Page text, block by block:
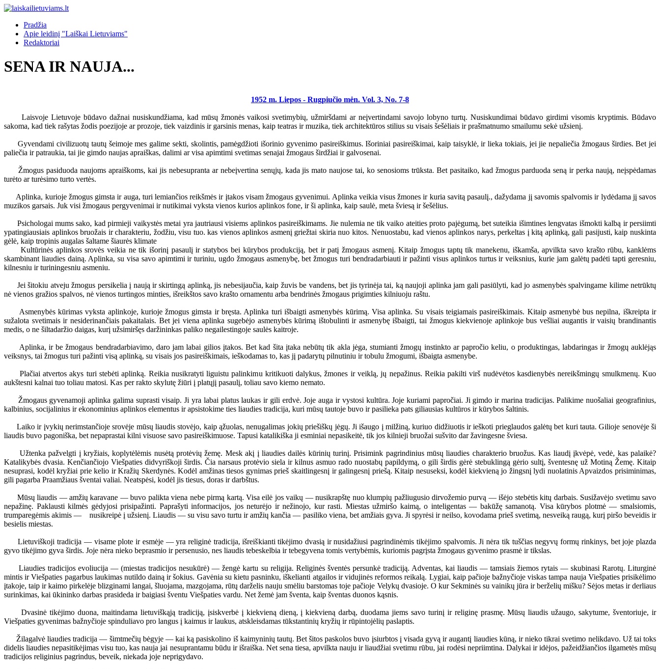
Pradžia
Apie leidinį "Laiškai Lietuviams"
Redaktoriai
SENA IR NAUJA...
1952 m. Liepos - Rugpiučio mėn. Vol. 3, No. 7-8
Laisvoje Lietuvoje būdavo dažnai nusiskundžiama, kad mūsų žmonės vaikosi svetimybių, užmiršdami ar neįvertindami savojo lobyno turtų. Nusiskundimai būdavo girdimi visomis kryptimis. Būdavo
sakoma, kad tiek rašytas žodis poezijoje ar prozoje, tiek vaizdinis ir garsinis menas, kaip teatras ir muzika, tiek architektūros stilius su visais šešėliais ir prašmatnumo smailumu sekė užsienį.
Gyvendami civilizuotų tautų šeimoje mes galime sekti, skolintis, pamėgdžioti išorinio gyvenimo pasireiškimus. Išoriniai pasireiškimai, kaip taisyklė, ir lieka tokiais, jei jie nepaliečia žmogaus širdies. Bet jei
paliečia ir patraukia, tai jie gimdo naujas apraiškas, dalimi ar visa apimtimi svetimas senajai žmogaus širdžiai ir galvosenai.
Žmogus pasiduoda naujoms apraiškoms, kai jis nebesupranta ar nebeįvertina senųjų, kada jis mato naujose tai, ko senosioms trūksta. Bet pasitaiko, kad žmogus parduoda seną ir perka naują, neįspėdamas
turėto ar turėsimo turto vertės.
Aplinka, kurioje žmogus gimsta ir auga, turi lemiančios reikšmės ir įtakos visam žmogaus gyvenimui. Aplinka veikia visus žmones ir kuria savitą pasaulį., dažydama jį savomis spalvomis ir lydėdama jį savos
muzikos garsais. Juk visi žmogaus pergyvenimai ir nutikimai vyksta vienos kurios aplinkos fone, ir ši aplinka, kaip saulė, meta šviesą ir šešėlius.
Psichologai mums sako, kad pirmieji vaikystės metai yra jautriausi visiems aplinkos pasireiškimams. Jie nulemia ne tik vaiko ateities proto pajėgumą, bet suteikia išimtines lengvatas išmokti kalbą ir persiimti
ypatingiausiais aplinkos bruožais ir charakteriu, žodžiu, visu tuo. kas vienos aplinkos asmenį griežtai skiria nuo kitos. Nenuostabu, kad vienos aplinkos narys, perkeltas į kitą aplinką, gali pasijusti, kaip nuskinta
gėlė, kaip tropinis augalas šaltame šiaurės klimate
Kultūrinės aplinkos srovės veikia ne tik išorinį pasaulį ir statybos bei kūrybos produkciją, bet ir patį žmogaus asmenį. Kitaip žmogus taptų tik manekenu, iškamša, apvilkta savo krašto rūbu, kanklėms
skambinant liaudies dainą. Aplinka, su visa savo apimtimi ir turiniu, ugdo žmogaus asmenybę, bet žmogus turi bendradarbiauti ir pažinti visus aplinkos turtus ir veiksnius, kurie jam galėtų padėti tapti geresniu,
kilnesniu ir turiningesniu asmeniu.
Jei šitokiu atveju žmogus persikelia į naują ir skirtingą aplinką, jis nebesijaučia, kaip žuvis be vandens, bet jis tyrinėja tai, ką naujoji aplinka jam gali pasiūlyti, kad jo asmenybės spalvingame kilime netrūktų
nė vienos gražios spalvos, nė vienos turtingos minties, išreikštos savo krašto ornamentu arba bendrinės žmogaus prigimties kilniuoju raštu.
Asmenybės kūrimas vyksta aplinkoje, kurioje žmogus gimsta ir bręsta. Aplinka turi išbaigti asmenybės kūrimą. Visa aplinka. Su visais teigiamais pasireiškimais. Kitaip asmenybė bus nepilna, iškreipta ir
sužalota svetimais ir nesiderinančiais pakaitalais. Bet jei viena aplinka sugebėjo asmenybės kūrimą ištobulinti ir asmenybę išbaigti, tai žmogus kiekvienoje aplinkoje bus vešliai augantis ir vaisių brandinantis
medis, o ne šiltadaržio daigas, kurį užsimiršęs daržininkas paliko negailestingoje saulės kaitroje.
Aplinka, ir be žmogaus bendradarbiavimo, daro jam labai gilios įtakos. Bet kad šita įtaka nebūtų tik akla jėga, stumianti žmogų instinkto ar papročio keliu, o produktingas, labdaringas ir žmogų auklėjąs
veiksnys, tai žmogus turi pažinti visą aplinką, su visais jos pasireiškimais, ieškodamas to, kas jį padarytų pilnutiniu ir tobulu žmogumi, išbaigta asmenybe.
Plačiai atvertos akys turi stebėti aplinką. Reikia nusikratyti liguistu palinkimu kritikuoti dalykus, žmones ir veiklą, jų nepažinus. Reikia pakilti virš nudėvėtos kasdienybės nereikšmingų smulkmenų. Kuo
aukštesni kalnai tuo toliau matosi. Kas per rakto skylutę žiūri į platųjį pasaulį, toliau savo kiemo nemato.
Žmogaus gyvenamoji aplinka galima suprasti visaip. Ji yra labai platus laukas ir gili erdvė. Joje auga ir vystosi kultūra. Joje kuriami papročiai. Ji gimdo ir marina tradicijas. Palikime nuošaliai geografinius,
kalbinius, socijalinius ir ekonominius aplinkos elementus ir apsistokime ties liaudies tradicija, kuri mūsų tautoje buvo ir pasilieka pats giliausias kultūros ir kūrybos šaltinis.
Laiko ir įvykių nerimstančioje srovėje mūsų liaudis stovėjo, kaip ąžuolas, nenugalimas jokių priešiškų jėgų. Ji išaugo į milžiną, kuriuo didžiuotis ir ieškoti prieglaudos galėtų bet kuri tauta. Gilioje senovėje ši
liaudis buvo pagoniška, bet nepaprastai kilni visuose savo pasireiškimuose. Tapusi katalikiška ji esminiai nepasikeitė, tik jos kilnieji bruožai sušvito dar žavingesne šviesa.
Užtenka pažvelgti į kryžiais, koplytėlėmis nusėtą protėvių žemę. Mesk akį į liaudies dailės kūrinių turinį. Prisimink pagrindinius mūsų liaudies charakterio bruožus. Kas liaudį įkvėpė, vedė, kas palaikė?
Katalikybės dvasia. Kenčiančiojo Viešpaties didvyriškoji širdis. Čia narsaus protėvio siela ir kilnus asmuo rado nuostabų papildymą, o gili širdis gėrė stebuklingą gėrio sultį, šventesnę už Motiną Žemę. Kitaip
nesuprasi, kodėl kryžiai prie kelio ir Kražių Skerdynės. Kodėl amžinas tiesos gynimas prieš skaitlingesnį ir galingesnį priešą. Kitaip nesuseksi, kodėl kiekvieną jo žingsnį lydi nuolatinis Apvaizdos prisiminimas,
gili pagarba Praamžiaus šventai valiai. Neatspėsi, kodėl jis tiesus, doras ir darbštus.
Mūsų liaudis — amžių karavane — buvo palikta viena nebe pirmą kartą. Visa eilė jos vaikų — nusikrapštę nuo klumpių pažliugusio dirvožemio purvą — išėjo stebėtis kitų darbais. Susižavėjo svetimu savo
nepažinę. Paklausti kilmės gėdyjosi prisipažinti. Paprašyti informacijos, jos neturėjo ir nežinojo, kur rasti. Miestas užmiršo kaimą, o inteligentas — bakūžę samanotą. Visa kūrybos plotmė — smalsiomis,
trumparegėmis akimis — nusikreipė į užsienį. Liaudis — su visu savo turtu ir amžių kančia — pasiliko viena, bet amžiais gyva. Ji spyrėsi ir neilso, kovodama prieš svetimą, nesveiką raugą, kurį piršo beveidis ir
besielis miestas.
Lietuviškoji tradicija — visame plote ir esmėje — yra religinė tradicija, išreiškianti tikėjimo dvasią ir nusidažiusi pagrindinėmis tikėjimo spalvomis. Ji nėra tik tuščias negyvų formų rinkinys, bet joje plazda
gyvo tikėjimo gyva širdis. Joje nėra nieko beprasmio ir persenusio, nes liaudis tebeskelbia ir tebegyvena tomis vertybėmis, kuriomis pagrįsta žmogaus gyvenimo prasmė ir tikslas.
Liaudies tradicijos evoliucija — (miestas tradicijos nesukūrė) — žengė kartu su religija. Religinės šventės persunkė tradiciją. Adventas, kai liaudis — tamsiais žiemos rytais — skubinasi Rarotų. Liturginė
mintis ir Viešpaties pagarbus laukimas nutildo dainą ir šokius. Gavėnia su kietu pasninku, iškelianti atgailos ir vidujinės reformos reikalą. Lygiai, kaip pačioje bažnyčioje viskas tampa nauja Viešpaties prisikėlimo
įtakoje, taip ir kaimo pirkelėje blizginami langai, šluojama, mazgojama, rūtų darželis nauju smėliu barstomas toje pačioje Velykų dvasioje. O kur Sekminės su vainikų jūra ir berželių mišku? Sėjos metas ir derliaus
surinkimas, kai ūkininko darbas prasideda ir baigiasi šventu Viešpaties vardu. Net žemė jam šventa, kaip šventas duonos kąsnis.
Dvasinė tikėjimo duona, maitindama lietuviškąją tradiciją, įsiskverbė į kiekvieną dieną, į kiekvieną darbą, duodama jiems savo turinį ir religinę prasmę. Mūsų liaudis užaugo, sakytume, šventoriuje, ir
Viešpaties gyvenimas bažnyčioje spinduliavo pro langus į kaimus ir laukus, atskleisdamas tūkstantinių kryžių ir rūpintojėlių paslaptis.
Žilagalvė liaudies tradicija — šimtmečių bėgyje — kai ką pasiskolino iš kaimyninių tautų. Bet šitos paskolos buvo įsiurbtos į visada gyvą ir augantį liaudies kūną, ir nieko tikrai svetimo nelikdavo. Už tai toks
didelis liaudies nepasitikėjimas visu tuo, kas nauja jai nesuprantamu būdu ir išraiška. Net sena tiesa, apvilkta nauju ir liaudžiai svetimu rūbu, jai rodėsi nepriimtina. Dalykai ir idėjos, pažeidžiančios ilgametės mūsų
tradicijos religinius pagrindus, beveik, niekada joje neprigydavo.